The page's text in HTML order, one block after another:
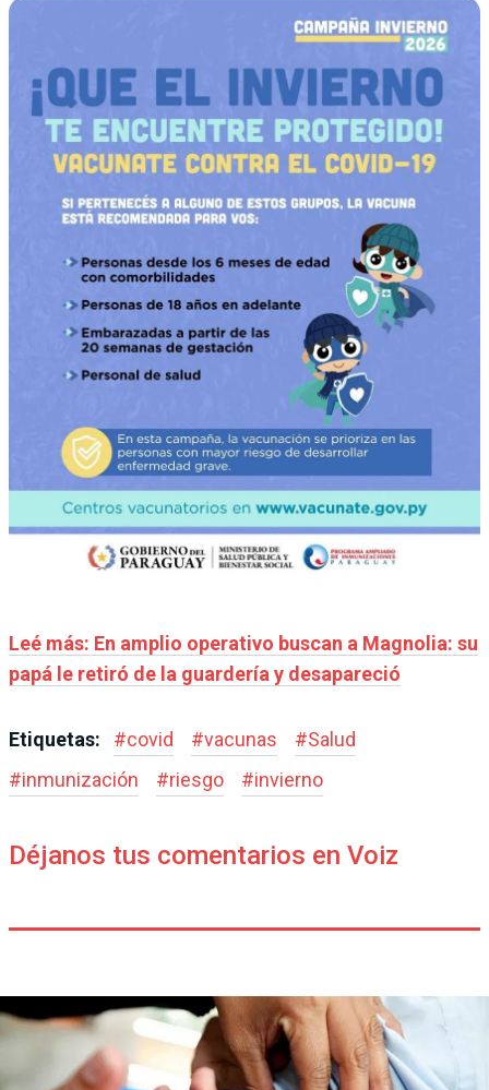
Leé más: En amplio operativo buscan a Magnolia: su
papá le retiró de la guardería y desapareció
Etiquetas: #covid #vacunas #Salud
#inmunización #riesgo #invierno
Déjanos tus comentarios en Voiz